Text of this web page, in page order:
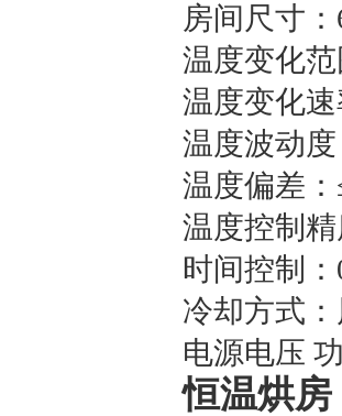
房间尺寸
温度变化
温度变化
温度波动
温度偏差
温度控制
时间控制
冷却方式
电源电压
恒温烘房